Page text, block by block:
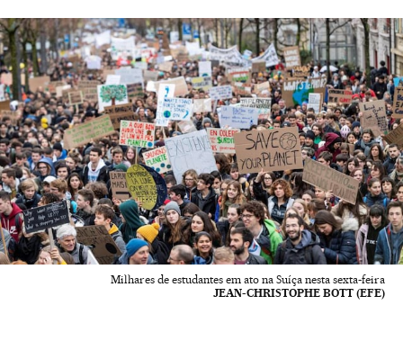
Milhares de estudantes em ato na Suíça nesta sexta-feira
JEAN-CHRISTOPHE BOTT (EFE)